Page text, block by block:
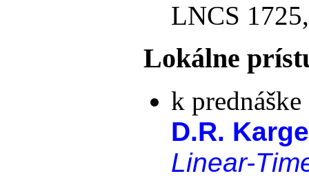
LNCS
Lokálne
k
D.R.
Linear-